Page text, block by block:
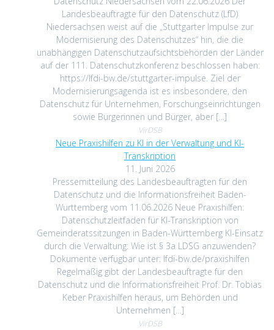
Landesbeauftragte für den Datenschutz (LfD)
Niedersachsen weist auf die „Stuttgarter Impulse zur
Modernisierung des Datenschutzes“ hin, die die
unabhängigen Datenschutzaufsichtsbehörden der Länder
auf der 111. Datenschutzkonferenz beschlossen haben:
https://lfdi-bw.de/stuttgarter-impulse. Ziel der
Modernisierungsagenda ist es insbesondere, den
Datenschutz für Unternehmen, Forschungseinrichtungen
sowie Bürgerinnen und Bürger, aber […]
VirDSB
Neue Praxishilfen zu KI in der Verwaltung und KI-
Transkription
11. Juni 2026
Pressemitteilung des Landesbeauftragten für den
Datenschutz und die Informationsfreiheit Baden-
Württemberg vom 11.06.2026 Neue Praxishilfen:
Datenschutzleitfaden für KI-Transkription von
Gemeinderatssitzungen in Baden-Württemberg KI-Einsatz
durch die Verwaltung: Wie ist § 3a LDSG anzuwenden?
Dokumente verfügbar unter: lfdi-bw.de/praxishilfen
Regelmäßig gibt der Landesbeauftragte für den
Datenschutz und die Informationsfreiheit Prof. Dr. Tobias
Keber Praxishilfen heraus, um Behörden und
Unternehmen […]
VirDSB